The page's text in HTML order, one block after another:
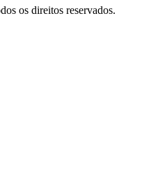
os direitos reservados.